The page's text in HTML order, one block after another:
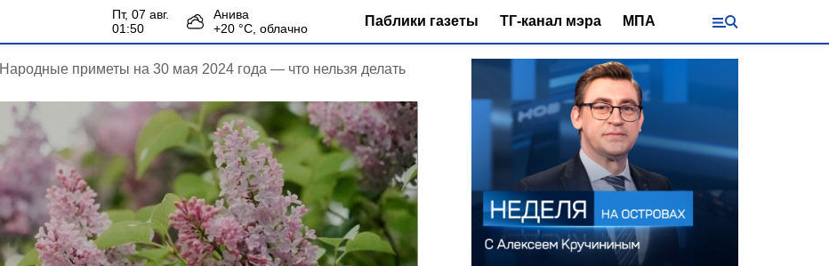
пт, 07 авг.
01:50
Анива
+20 °С, облачно Паблики газеты ТГ-канал мэра МПА
Народные приметы на 30 мая 2024 года — что нельзя делать